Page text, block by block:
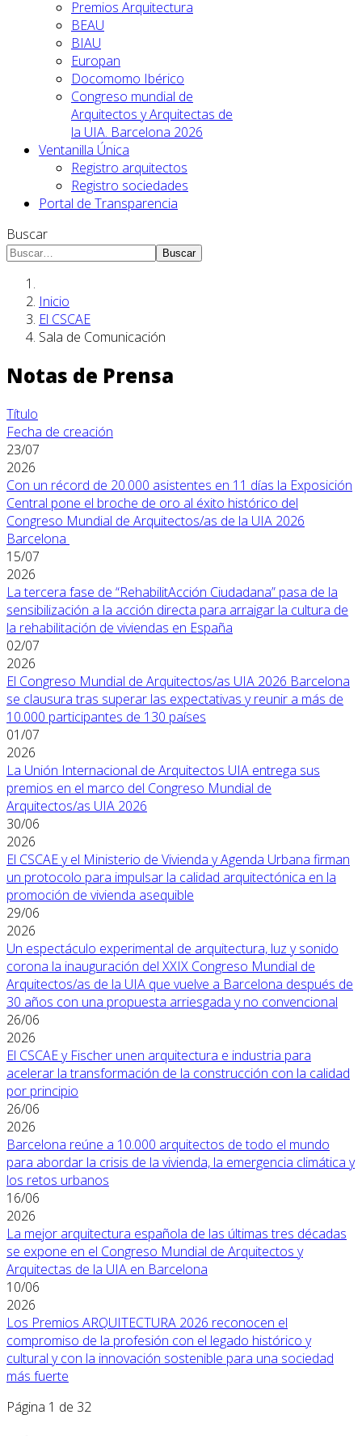
Premios Arquitectura
BEAU
BIAU
Europan
Docomomo Ibérico
Congreso mundial de
Arquitectos y Arquitectas de
la UIA. Barcelona 2026
Ventanilla Única
Registro arquitectos
Registro sociedades
Portal de Transparencia
Buscar
Buscar
Inicio
El CSCAE
Sala de Comunicación
Notas de Prensa
Título
Fecha de creación
23/07
2026
Con un récord de 20.000 asistentes en 11 días la Exposición
Central pone el broche de oro al éxito histórico del
Congreso Mundial de Arquitectos/as de la UIA 2026
Barcelona
15/07
2026
La tercera fase de “RehabilitAcción Ciudadana” pasa de la
sensibilización a la acción directa para arraigar la cultura de
la rehabilitación de viviendas en España
02/07
2026
El Congreso Mundial de Arquitectos/as UIA 2026 Barcelona
se clausura tras superar las expectativas y reunir a más de
10.000 participantes de 130 países
01/07
2026
La Unión Internacional de Arquitectos UIA entrega sus
premios en el marco del Congreso Mundial de
Arquitectos/as UIA 2026
30/06
2026
El CSCAE y el Ministerio de Vivienda y Agenda Urbana firman
un protocolo para impulsar la calidad arquitectónica en la
promoción de vivienda asequible
29/06
2026
Un espectáculo experimental de arquitectura, luz y sonido
corona la inauguración del XXIX Congreso Mundial de
Arquitectos/as de la UIA que vuelve a Barcelona después de
30 años con una propuesta arriesgada y no convencional
26/06
2026
El CSCAE y Fischer unen arquitectura e industria para
acelerar la transformación de la construcción con la calidad
por principio
26/06
2026
Barcelona reúne a 10.000 arquitectos de todo el mundo
para abordar la crisis de la vivienda, la emergencia climática y
los retos urbanos
16/06
2026
La mejor arquitectura española de las últimas tres décadas
se expone en el Congreso Mundial de Arquitectos y
Arquitectas de la UIA en Barcelona
10/06
2026
Los Premios ARQUITECTURA 2026 reconocen el
compromiso de la profesión con el legado histórico y
cultural y con la innovación sostenible para una sociedad
más fuerte
Página 1 de 32